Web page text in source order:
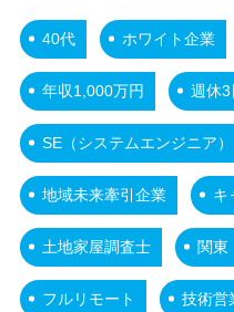
40代 ホワイト企業
年収1,000万円 週休3
SE（システムエンジニア）
地域未来牽引企業 キ
土地家屋調査士 関東
フルリモート 技術営